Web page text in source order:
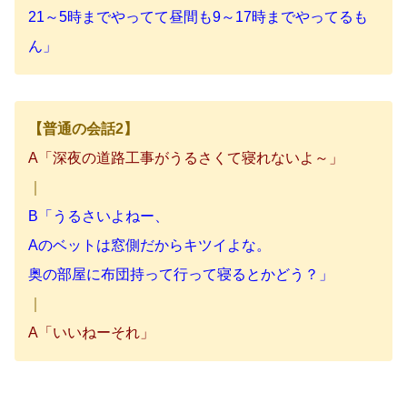
21～5時までやってて昼間も9～17時までやってるも
ん」
【普通の会話2】
A「深夜の道路工事がうるさくて寝れないよ～」
B「うるさいよねー、
Aのベットは窓側だからキツイよな。
奥の部屋に布団持って行って寝るとかどう？」
A「いいねーそれ」